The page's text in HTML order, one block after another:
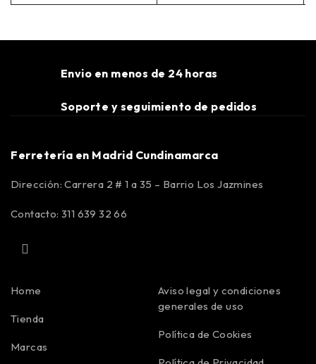
Envio en menos de 24 horas
Soporte y seguimiento de pedidos
Ferretería en Madrid Cundinamarca
Dirección: Carrera 2 # 1 a 35 – Barrio Los Jazmines
Contacto: 311 639 32 66
Home
Tienda
Marcas
Aviso legal y condiciones
generales de uso
Política de Cookies